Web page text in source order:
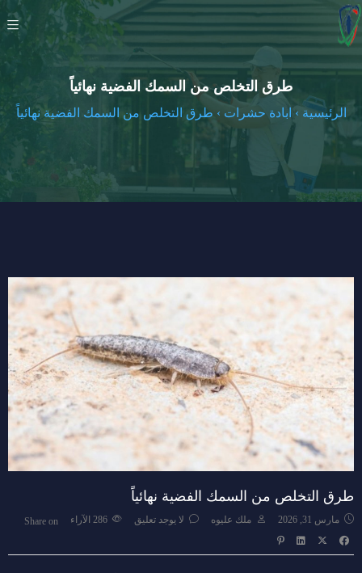
طرق التخلص من السمك الفضية نهائياً
الرئيسية › ابادة حشرات › طرق التخلص من السمك الفضية نهائياً
طرق التخلص من السمك الفضية نهائياً
مارس 31, 2026 ملك عليوه لا يوجد تعليق الآراء Share on